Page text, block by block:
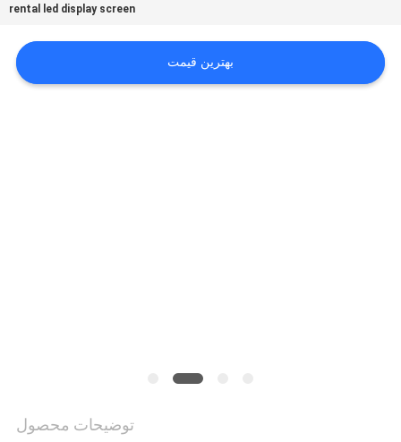
سیاست
rental led display screen
بهترین قیمت
توضیحات محصول